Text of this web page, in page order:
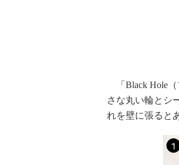
「Black Hole（
さな丸い輪とシ
れを壁に張ると